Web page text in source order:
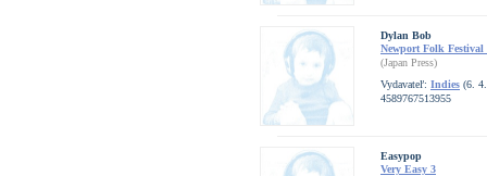
Dylan Bob
Newport Folk
(Japan Press)
Vydavateľ: Indies (6.
4589767513955
Easypop
Very Easy 3